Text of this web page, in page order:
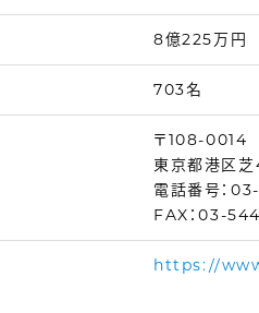
8億225万円
703名
〒108-0014
東京都港区
電話番号：
FAX：03-
https://